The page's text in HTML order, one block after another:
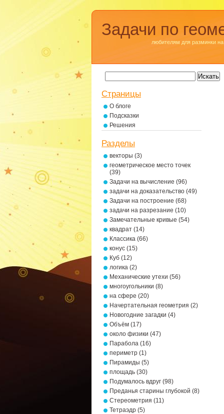
Задачи по
любителям для разминки на
Страницы
О блоге
Подсказки
Решения
Разделы
векторы (3)
геометрическое место точек
(39)
Задачи на вычисление (96)
задачи на доказательство (49)
Задачи на построение (68)
задачи на разрезание (10)
Замечательные кривые (54)
квадрат (14)
Классика (66)
конус (15)
Куб (12)
логика (2)
Механические утехи (56)
многоугольники (8)
на сфере (20)
Начертательная геометрия (2)
Новогодние загадки (4)
Объём (17)
около физики (47)
Парабола (16)
периметр (1)
Пирамиды (5)
площадь (30)
Подумалось вдруг (98)
Преданья старины глубокой (8)
Стереометрия (11)
Тетраэдр (5)